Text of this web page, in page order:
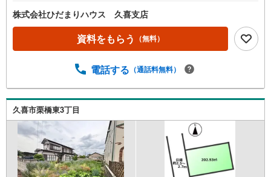
株式会社ひだまりハウス 久喜支店
資料をもらう （無料）
電話する （通話料無料）
久喜市栗橋東3丁目